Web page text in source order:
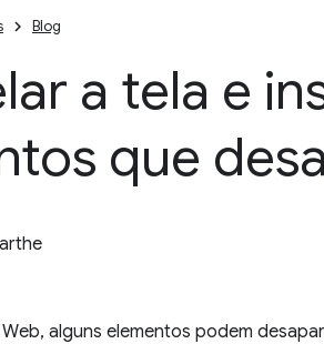
Blog
a tela e
que
alguns elementos podem